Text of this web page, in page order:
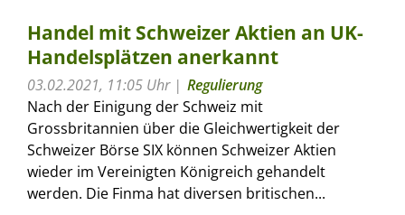
Handel mit Schweizer Aktien an UK-
Handelsplätzen anerkannt
03.02.2021, 11:05 Uhr
Regulierung
Nach der Einigung der Schweiz mit
Grossbritannien über die Gleichwertigkeit der
Schweizer Börse SIX können Schweizer Aktien
wieder im Vereinigten Königreich gehandelt
werden. Die Finma hat diversen britischen...